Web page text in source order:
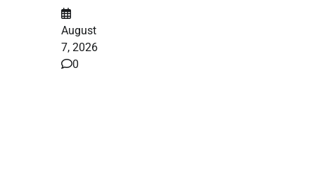
August
7, 2026
0